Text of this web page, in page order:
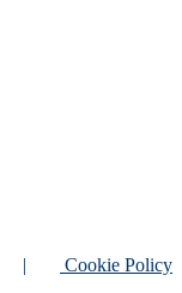
|
Cookie Policy